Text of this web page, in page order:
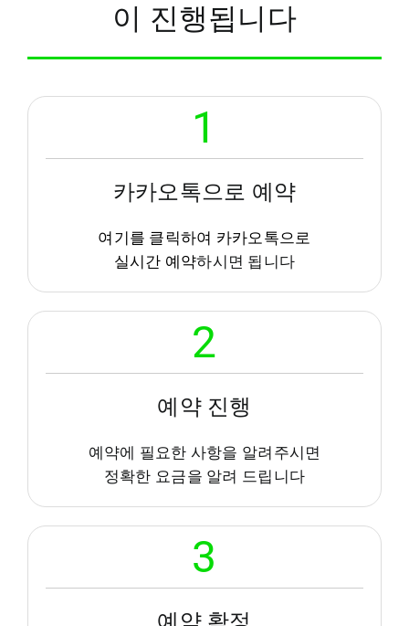
이 진행됩니다
1
카카오톡으로 예약
여기를 클릭하여 카카오톡으로
실시간 예약하시면 됩니다
2
예약 진행
예약에 필요한 사항을 알려주시면
정확한 요금을 알려 드립니다
3